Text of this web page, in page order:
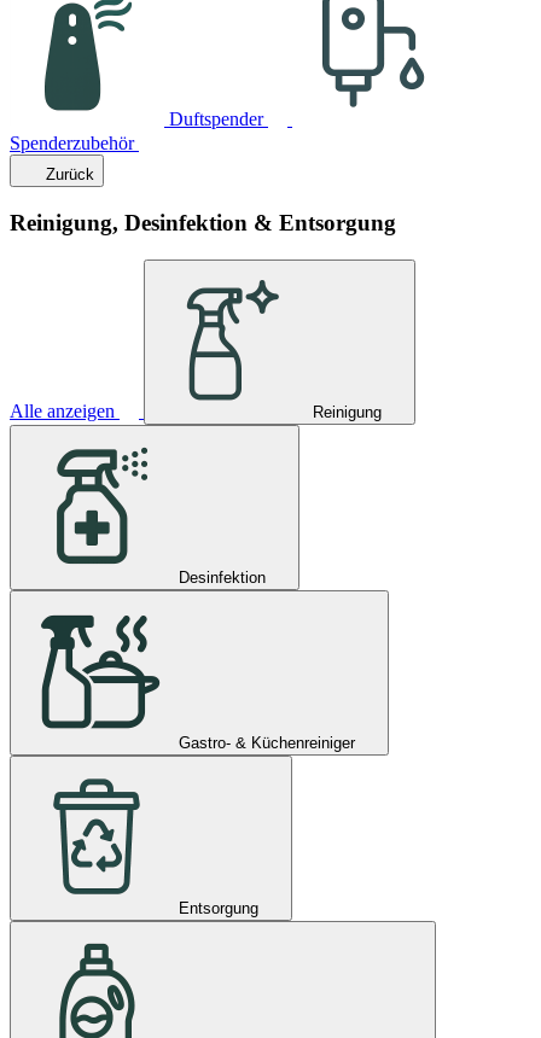
Duftspender
Spenderzubehör
Zurück
Reinigung, Desinfektion & Entsorgung
Alle anzeigen Reinigung
Desinfektion
Gastro- & Küchenreiniger
Entsorgung